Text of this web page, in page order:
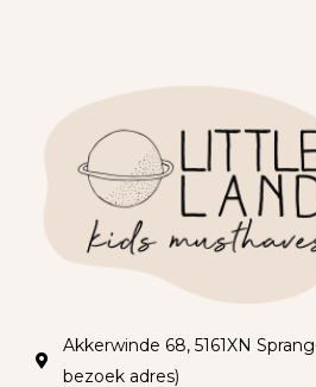
Akkerwinde 68, 5161XN
bezoek adres)